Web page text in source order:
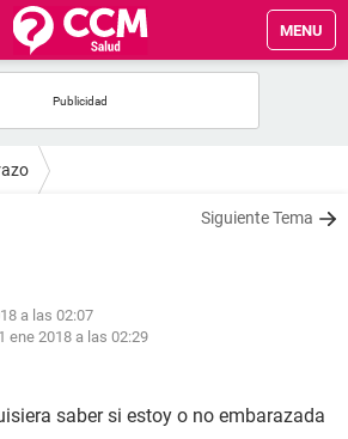
MENU
Siguiente Tema
a las 02:07
ene 2018 a las 02:29
saber si estoy o no embarazada